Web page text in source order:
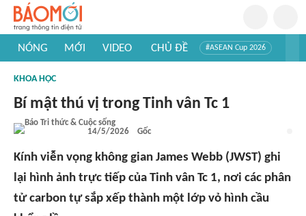
NÓNG MỚI VIDEO CHỦ ĐỀ #ASEAN Cup 2026
#Khám phá thế giới
KHOA HỌC
Bí mật thú vị trong Tinh vân Tc 1
14/5/2026 Gốc
Kính viễn vọng không gian James Webb (JWST) ghi
lại hình ảnh trực tiếp của Tinh vân Tc 1, nơi các phân
tử carbon tự sắp xếp thành một lớp vỏ hình cầu